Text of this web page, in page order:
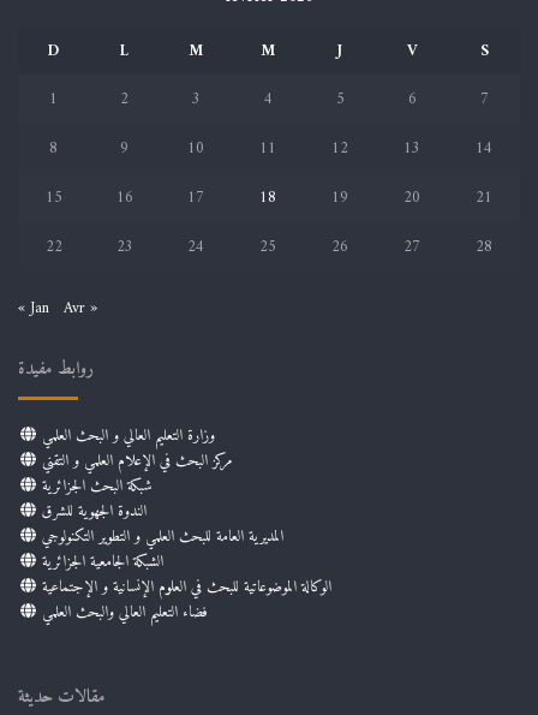
D
L M M J V
S
1
2 3 4 5 6
7
8
9 10 11 12 13
14
15
16 17 18 19 20
21
22
23 24 25 26 27 28
« Jan Avr »
روابط مفيدة
وزارة التعليم العالي و البحث العلمي
مركز البحث في الإعلام العلمي و التقني
شبكة البحث الجزائرية
الندوة الجهوية للشرق
المديرية العامة للبحث العلمي و التطوير التكنولوجي
الشبكة الجامعية الجزائرية
الوكالة الموضوعاتية للبحث في العلوم الإنسانية و الإجتماعية
فضاء التعليم العالي والبحث العلمي
مقالات حديثة